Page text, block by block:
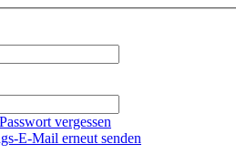
vergessen
E-Mail erneut senden